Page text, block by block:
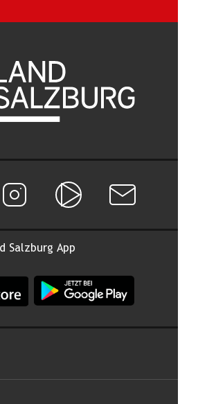
Salzburg App
im Apple App Store
App Land Salzburg im
Seite von Land Salzburg
Instagram Seite von Land Salzburg
Salzburg ONNewsletter